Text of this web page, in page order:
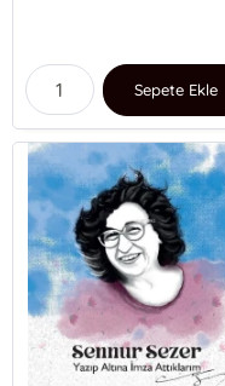
Sepete Ekle